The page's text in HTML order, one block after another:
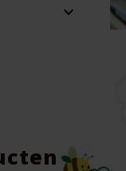
expand_more